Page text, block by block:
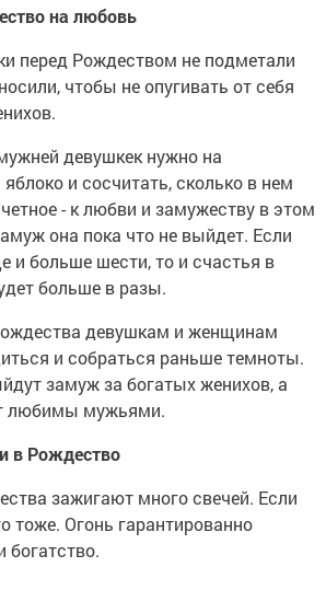
на любовь
перед Рождеством не подметали
чтобы не опугивать от себя
девушкек нужно на
и сосчитать, сколько в нем
- к любви и замужеству в этом
она пока что не выйдет. Если
и больше шести, то и счастья в
больше в разы.
девушкам и женщинам
и собраться раньше темноты.
замуж за богатых женихов, а
любимы мужьями.
в Рождество
зажигают много свечей. Если
тоже. Огонь гарантированно
богатство.